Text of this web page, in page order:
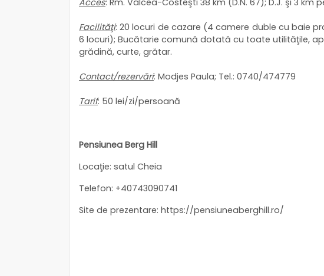
Acces: Rm. Vâlcea-Costeşti 38 km (D.N. 67); D.J. şi 3
Facilităţi: 20 locuri de cazare (4 camere duble cu baie
6 locuri); Bucătarie comună dotată cu toate utilităţile,
grădină, curte, grătar.
Contact/rezervări: Modjes Paula; Tel.: 0740/474779
Tarif: 50 lei/zi/persoană
Pensiunea Berg Hill
Locaţie: satul Cheia
Telefon: +40743090741
Site de prezentare: https://pensiuneaberghill.ro/